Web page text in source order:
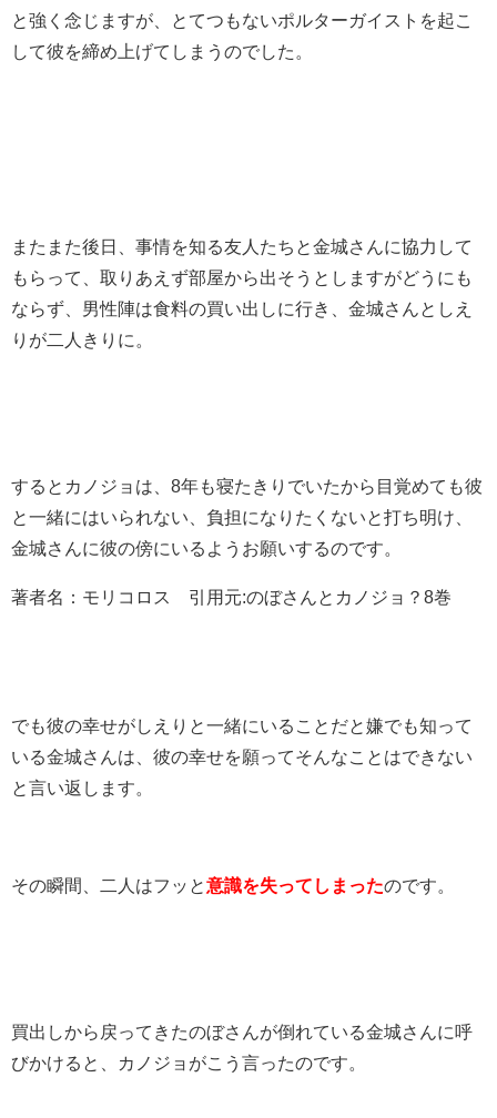
と強く念じますが、とてつもないポルターガイストを起こ
して彼を締め上げてしまうのでした。
またまた後日、事情を知る友人たちと金城さんに協力して
もらって、取りあえず部屋から出そうとしますがどうにも
ならず、男性陣は食料の買い出しに行き、金城さんとしえ
りが二人きりに。
するとカノジョは、8年も寝たきりでいたから目覚めても彼
と一緒にはいられない、負担になりたくないと打ち明け、
金城さんに彼の傍にいるようお願いするのです。
著者名：モリコロス 引用元:のぼさんとカノジョ？8巻
でも彼の幸せがしえりと一緒にいることだと嫌でも知って
いる金城さんは、彼の幸せを願ってそんなことはできない
と言い返します。
その瞬間、二人はフッと意識を失ってしまったのです。
買出しから戻ってきたのぼさんが倒れている金城さんに呼
びかけると、カノジョがこう言ったのです。